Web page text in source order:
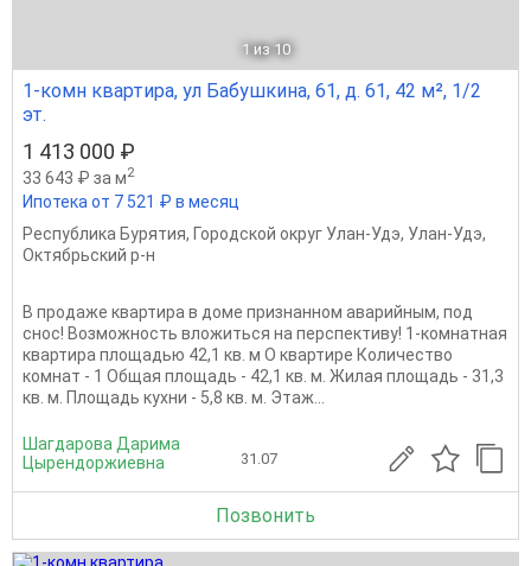
1 из 10
1-комн квартира, ул Бабушкина, 61, д. 61, 42 м², 1/2
эт.
1 413 000 ₽
33 643 ₽ за м2
Ипотека от 7 521 ₽ в месяц
Республика Бурятия, Городской округ Улан-Удэ, Улан-Удэ,
Октябрьский р-н
В продаже квартира в доме признанном аварийным, под
снос! Возможность вложиться на перспективу! 1-комнатная
квартира площадью 42,1 кв. м О квартире Количество
комнат - 1 Общая площадь - 42,1 кв. м. Жилая площадь - 31,3
кв. м. Площадь кухни - 5,8 кв. м. Этаж...
Шагдарова Дарима
Цырендоржиевна
31.07
Позвонить